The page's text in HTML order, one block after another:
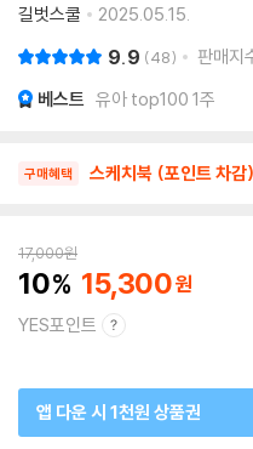
길벗스쿨
2025.05.15.
9.9 48 판매지
베스트 유아 top100 1주
구매혜택 스케치북 (포인트 차감)
17,000원
10 15,300
YES포인트
앱 다운 시 1천원 상품권